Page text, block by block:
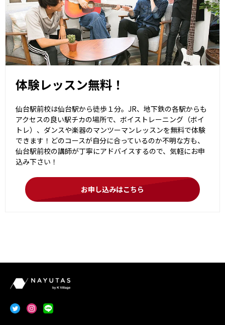
体験レッスン無料！
仙台駅前校は仙台駅から徒歩１分。JR、地下鉄の各駅からも
アクセスの良い駅チカの場所で、ボイストレーニング（ボイ
トレ）、ダンスや楽器のマンツーマンレッスンを無料で体験
できます！どのコースが自分に合っているのか不明な方も、
仙台駅前校の講師が丁寧にアドバイスするので、気軽にお申
込み下さい！
お申し込みはこちら